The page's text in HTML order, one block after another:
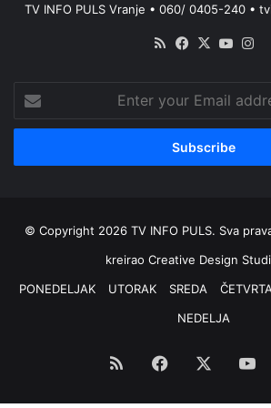
TV INFO PULS Vranje • 060/ 0405-240 •
RSS Facebook
X
your
Email
© Copyright 2026 TV INFO PULS. Sva
kreirao Creative Design
PONEDELJAK
UTORAK SREDA
NEDELJA
RSS Facebook